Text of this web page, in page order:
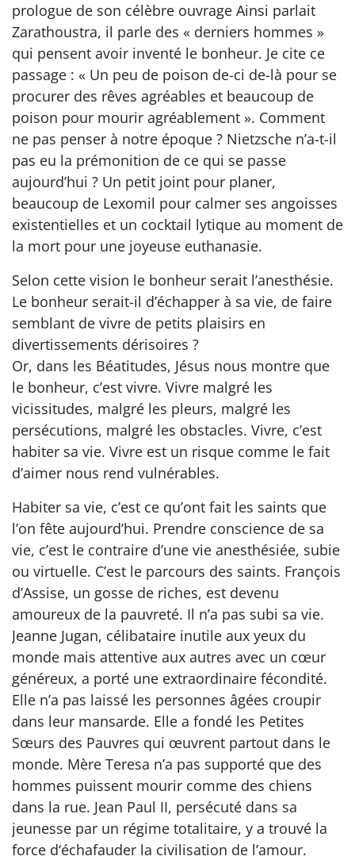
prologue de son célèbre ouvrage Ainsi parlait
Zarathoustra, il parle des « derniers hommes »
qui pensent avoir inventé le bonheur. Je cite ce
passage : « Un peu de poison de-ci de-là pour se
procurer des rêves agréables et beaucoup de
poison pour mourir agréablement ». Comment
ne pas penser à notre époque ? Nietzsche n’a-t-il
pas eu la prémonition de ce qui se passe
aujourd’hui ? Un petit joint pour planer,
beaucoup de Lexomil pour calmer ses angoisses
existentielles et un cocktail lytique au moment de
la mort pour une joyeuse euthanasie.
Selon cette vision le bonheur serait l’anesthésie.
Le bonheur serait-il d’échapper à sa vie, de faire
semblant de vivre de petits plaisirs en
divertissements dérisoires ?
Or, dans les Béatitudes, Jésus nous montre que
le bonheur, c’est vivre. Vivre malgré les
vicissitudes, malgré les pleurs, malgré les
persécutions, malgré les obstacles. Vivre, c’est
habiter sa vie. Vivre est un risque comme le fait
d’aimer nous rend vulnérables.
Habiter sa vie, c’est ce qu’ont fait les saints que
l’on fête aujourd’hui. Prendre conscience de sa
vie, c’est le contraire d’une vie anesthésiée, subie
ou virtuelle. C’est le parcours des saints. François
d’Assise, un gosse de riches, est devenu
amoureux de la pauvreté. Il n’a pas subi sa vie.
Jeanne Jugan, célibataire inutile aux yeux du
monde mais attentive aux autres avec un cœur
généreux, a porté une extraordinaire fécondité.
Elle n’a pas laissé les personnes âgées croupir
dans leur mansarde. Elle a fondé les Petites
Sœurs des Pauvres qui œuvrent partout dans le
monde. Mère Teresa n’a pas supporté que des
hommes puissent mourir comme des chiens
dans la rue. Jean Paul II, persécuté dans sa
jeunesse par un régime totalitaire, y a trouvé la
force d‘échafauder la civilisation de l’amour.